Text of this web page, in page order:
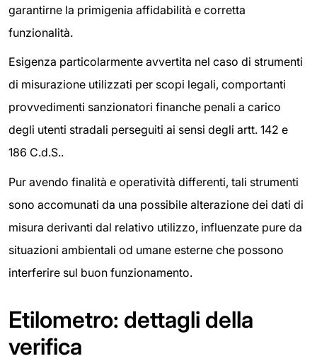
garantirne la primigenia affidabilità e corretta
funzionalità.
Esigenza particolarmente avvertita nel caso di strumenti
di misurazione utilizzati per scopi legali, comportanti
provvedimenti sanzionatori finanche penali a carico
degli utenti stradali perseguiti ai sensi degli artt. 142 e
186 C.d.S..
Pur avendo finalità e operatività differenti, tali strumenti
sono accomunati da una possibile alterazione dei dati di
misura derivanti dal relativo utilizzo, influenzate pure da
situazioni ambientali od umane esterne che possono
interferire sul buon funzionamento.
Etilometro: dettagli della
verifica